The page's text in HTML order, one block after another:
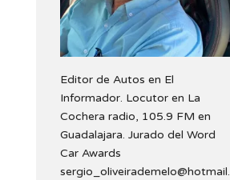
Editor de Autos en El
Informador. Locutor en La
Cochera radio, 105.9 FM en
Guadalajara. Jurado del Word
Car Awards
sergio_oliveirademelo@hotmail.